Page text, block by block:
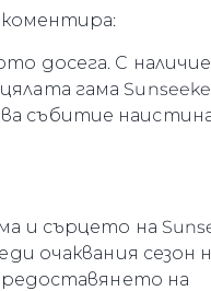
досега. С
гама
събитие
и сърцето на
очаквания сезон
на